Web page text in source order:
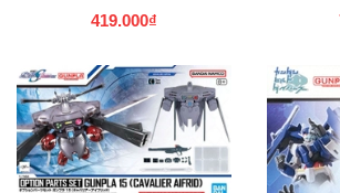
BANDAI
419.000₫